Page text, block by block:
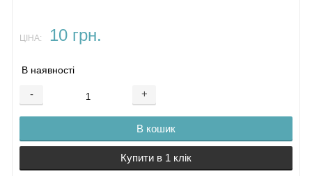
ЦІНА: 10 грн.
В наявності
- +
В кошик
Купити в 1 клік